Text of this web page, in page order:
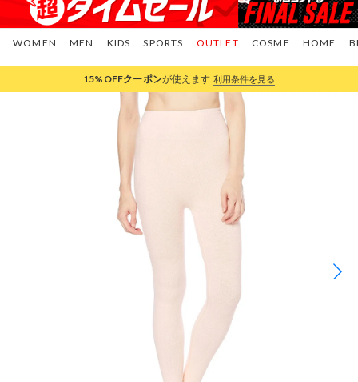
WOMEN MEN KIDS SPORTS COSME HOME
OUTLET
15%OFFクーポンが使えます 利用条件を見る